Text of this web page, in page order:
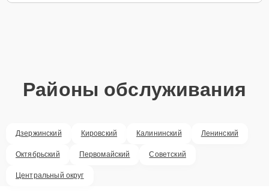
Районы обслуживания
Дзержинский Кировский Калининский Ленинский
Октябрьский Первомайский Советский
Центральный округ